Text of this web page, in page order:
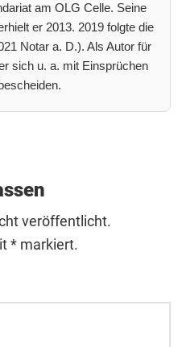
am OLG Celle. Seine
er 2013. 2019 folgte die
Notar a. D.). Als Autor für
sich u. a. mit Einsprüchen
veröffentlicht.
* markiert.